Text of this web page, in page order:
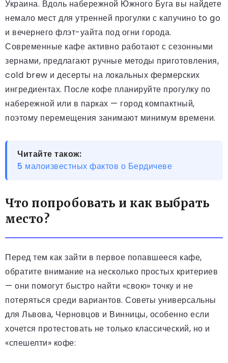
Украина. Вдоль набережной Южного Буга вы найдете
немало мест для утренней прогулки с капучино to go
и вечернего флэт-уайта под огни города.
Современные кафе активно работают с сезонными
зернами, предлагают ручные методы приготовления,
cold brew и десерты на локальных фермерских
ингредиентах. После кофе планируйте прогулку по
набережной или в парках — город компактный,
поэтому перемещения занимают минимум времени.
Читайте також:
5 малоизвестных фактов о Бердичеве
Что попробовать и как выбрать
место?
Перед тем как зайти в первое попавшееся кафе,
обратите внимание на несколько простых критериев
— они помогут быстро найти «свою» точку и не
потеряться среди вариантов. Советы универсальны
для Львова, Черновцов и Винницы, особенно если
хочется протестовать не только классический, но и
«спешелти» кофе: